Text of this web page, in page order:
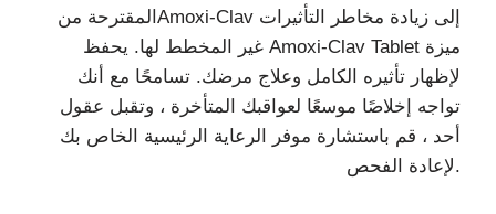
المقترحة منAmoxi-Clav إلى زيادة مخاطر التأثيرات
غير المخطط لها. يحفظ Amoxi-Clav Tablet ميزة
لإظهار تأثيره الكامل وعلاج مرضك. تسامحًا مع أنك
تواجه إخلاصًا موسعًا لعواقبك المتأخرة ، وتقبل عقول
أحد ، قم باستشارة موفر الرعاية الرئيسية الخاص بك
لإعادة الفحص.